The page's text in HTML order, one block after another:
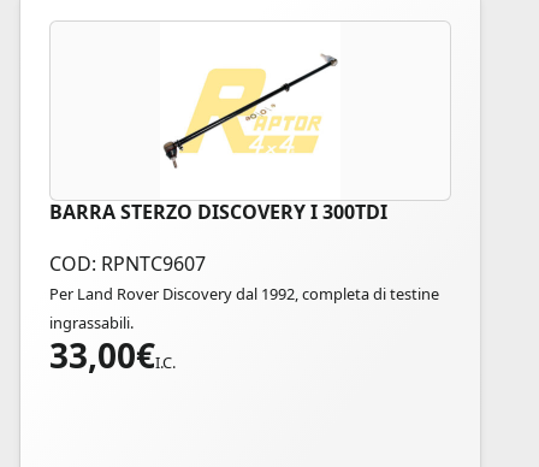
BARRA STERZO DISCOVERY I 300TDI
COD: RPNTC9607
Per Land Rover Discovery dal 1992, completa di testine
ingrassabili.
33,00€I.C.